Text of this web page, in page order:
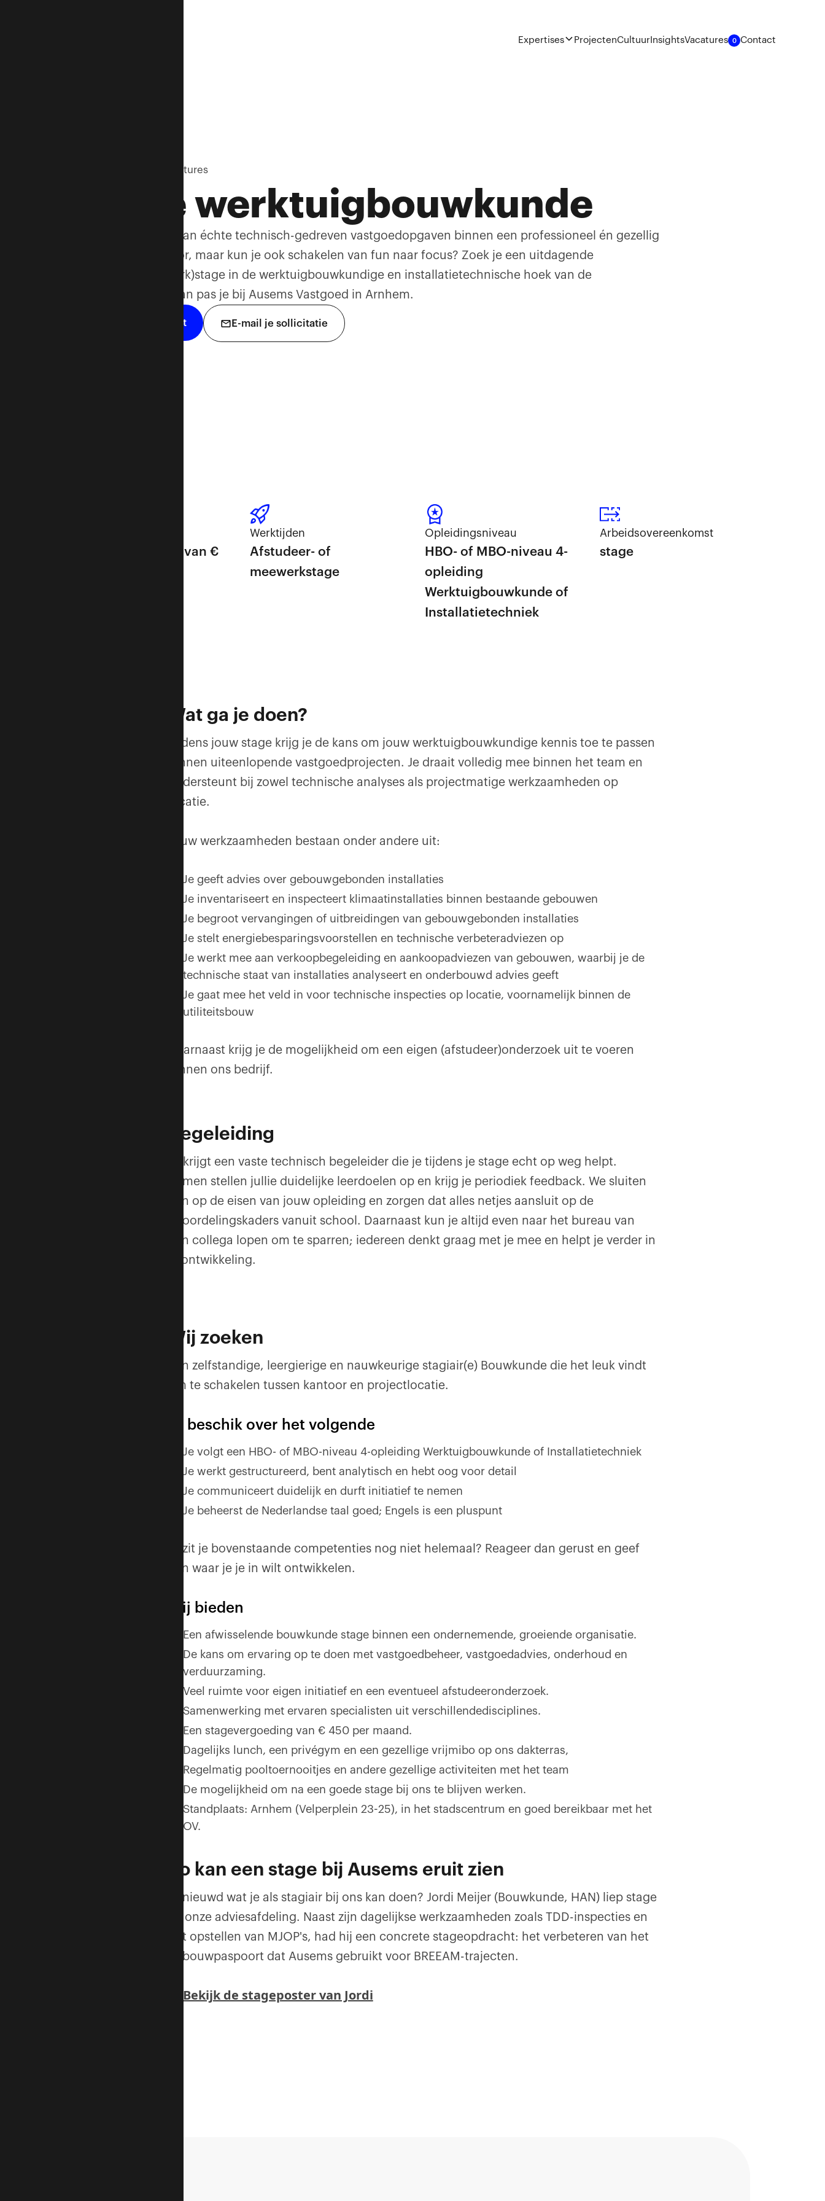
Expertises ProjectenCultuur InsightsVacatures 0 Contact
vacatures
Stage werktuigbouwkunde
Wil je meewerken aan échte technisch-gedreven vastgoedopgaven binnen een professioneel én gezellig
team? Heb je humor, maar kun je ook schakelen van fun naar focus? Zoek je een uitdagende
(afstudeer/meerwerk)stage in de werktuigbouwkundige en installatietechnische hoek van de
vastgoedsector? Dan pas je bij Ausems Vastgoed in Arnhem.
Solliciteer direct E-mail je sollicitatie
Stagevergoeding van €
Werktijden
Afstudeer- of
meewerkstage
Opleidingsniveau
HBO- of MBO-niveau 4-
opleiding
Werktuigbouwkunde of
Installatietechniek
Arbeidsovereenkomst
stage
Wat ga je doen?
Tijdens jouw stage krijg je de kans om jouw werktuigbouwkundige kennis toe te passen
binnen uiteenlopende vastgoedprojecten. Je draait volledig mee binnen het team en
ondersteunt bij zowel technische analyses als projectmatige werkzaamheden op
locatie.
Jouw werkzaamheden bestaan onder andere uit:
Je geeft advies over gebouwgebonden installaties
Je inventariseert en inspecteert klimaatinstallaties binnen bestaande gebouwen
Je begroot vervangingen of uitbreidingen van gebouwgebonden installaties
Je stelt energiebesparingsvoorstellen en technische verbeteradviezen op
Je werkt mee aan verkoopbegeleiding en aankoopadviezen van gebouwen, waarbij je de
technische staat van installaties analyseert en onderbouwd advies geeft
Je gaat mee het veld in voor technische inspecties op locatie, voornamelijk binnen de
utiliteitsbouw
Daarnaast krijg je de mogelijkheid om een eigen (afstudeer)onderzoek uit te voeren
binnen ons bedrijf.
Begeleiding
Je krijgt een vaste technisch begeleider die je tijdens je stage echt op weg helpt.
Samen stellen jullie duidelijke leerdoelen op en krijg je periodiek feedback. We sluiten
aan op de eisen van jouw opleiding en zorgen dat alles netjes aansluit op de
beoordelingskaders vanuit school. Daarnaast kun je altijd even naar het bureau van
een collega lopen om te sparren; iedereen denkt graag met je mee en helpt je verder in
je ontwikkeling.
Wij zoeken
Een zelfstandige, leergierige en nauwkeurige stagiair(e) Bouwkunde die het leuk vindt
om te schakelen tussen kantoor en projectlocatie.
Je beschik over het volgende
Je volgt een HBO- of MBO-niveau 4-opleiding Werktuigbouwkunde of Installatietechniek
Je werkt gestructureerd, bent analytisch en hebt oog voor detail
Je communiceert duidelijk en durft initiatief te nemen
Je beheerst de Nederlandse taal goed; Engels is een pluspunt
Bezit je bovenstaande competenties nog niet helemaal? Reageer dan gerust en geef
aan waar je je in wilt ontwikkelen.
Wij bieden
Een afwisselende bouwkunde stage binnen een ondernemende, groeiende organisatie.
De kans om ervaring op te doen met vastgoedbeheer, vastgoedadvies, onderhoud en
verduurzaming.
Veel ruimte voor eigen initiatief en een eventueel afstudeeronderzoek.
Samenwerking met ervaren specialisten uit verschillendedisciplines.
Een stagevergoeding van € 450 per maand.
Dagelijks lunch, een privégym en een gezellige vrijmibo op ons dakterras,
Regelmatig pooltoernooitjes en andere gezellige activiteiten met het team
De mogelijkheid om na een goede stage bij ons te blijven werken.
Standplaats: Arnhem (Velperplein 23-25), in het stadscentrum en goed bereikbaar met het
OV.
Zo kan een stage bij Ausems eruit zien
Benieuwd wat je als stagiair bij ons kan doen? Jordi Meijer (Bouwkunde, HAN) liep stage
bij onze adviesafdeling. Naast zijn dagelijkse werkzaamheden zoals TDD-inspecties en
het opstellen van MJOP's, had hij een concrete stageopdracht: het verbeteren van het
gebouwpaspoort dat Ausems gebruikt voor BREEAM-trajecten.
→ Bekijk de stageposter van Jordi